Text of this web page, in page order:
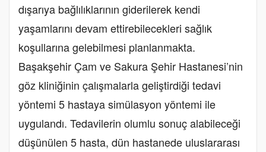
dışarıya bağlılıklarının giderilerek kendi
yaşamlarını devam ettirebilecekleri sağlık
koşullarına gelebilmesi planlanmakta.
Başakşehir Çam ve Sakura Şehir Hastanesi’nin
göz kliniğinin çalışmalarla geliştirdiği tedavi
yöntemi 5 hastaya simülasyon yöntemi ile
uygulandı. Tedavilerin olumlu sonuç alabileceği
düşünülen 5 hasta, dün hastanede uluslararası